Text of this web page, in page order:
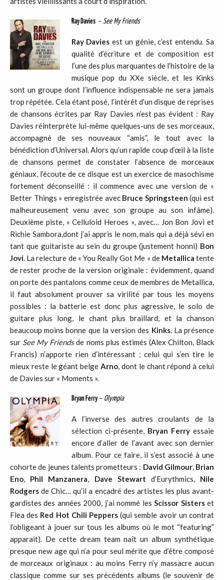
Ray Davies – See My Friends
Ray Davies est un génie, c’est entendu. Sa
qualité d’écriture et de composition est
l’une des plus marquantes de l’histoire de la
musique pop du XXe siècle, et les Kinks
sont un groupe dont l’influence indispensable ne sera jamais
trop répétée. Cela étant posé, l’intérêt d’un disque de reprises
de chansons écrites par Ray Davies n’est pas évident : Ray
Davies réinterprète lui-même quelques-uns de ses morceaux,
accompagné de ses nouveaux “amis”, le tout avec la
bénédiction d’Universal. Alors qu’un rapide coup d’œil à la liste
de chansons permet de constater l’absence de morceaux
géniaux, l’écoute de ce disque est un exercice de masochisme
fortement déconseillé : il commence avec une version de «
Better Things » enregistrée avec Bruce Springsteen (qui est
malheureusement venu avec son groupe au son infâme).
Deuxième piste, « Celluloid Heroes », avec… Jon Bon Jovi et
Richie Sambora,dont j’ai appris le nom, mais qui a déjà sévi en
tant que guitariste au sein du groupe (justement honni) Bon
Jovi. La relecture de « You Really Got Me » de Metallica tente
de rester proche de la version originale : évidemment, quand
on porte des pantalons comme ceux de membres de Metallica,
il faut absolument prouver sa virilité par tous les moyens
possibles : la batterie est donc plus agressive, le solo de
guitare plus long, le chant plus braillard, et la chanson
beaucoup moins bonne que la version des Kinks. La présence
sur See My Friendsde noms plus estimés (Alex Chilton, Black
Francis) n’apporte rien d’intéressant ; celui qui s’en tire le
mieux reste le géant belgeArno, dont le chant répond à celui
de Davies sur « Moments ».
Bryan Ferry– Olympia
A l’inverse des autres croulants de la
sélection ci-présente, Bryan Ferryessaie
encore d’aller de l’avant avec son dernier
album. Pour ce faire, il s’est associé à une
cohorte de jeunes talents prometteurs : David Gilmour, Brian
Eno, Phil Manzanera, Dave Stewart d’Eurythmics, Nile
Rodgers de Chic… qu’il a encadré des artistes les plus avant-
gardistes des années 2000, j’ai nommé lesScissor Sisterset
Flea des Red Hot Chili Peppers (qui semble avoir un contrat
l’obligeant à jouer sur tous les albums où le mot “featuring”
apparait). De cette dream team naît un album synthétique
presque new age qui n’a pour seul mérite que d’être composé
de morceaux originaux : au moins Ferry n’y massacre aucun
classique comme sur ses précédents albums (le souvenir de